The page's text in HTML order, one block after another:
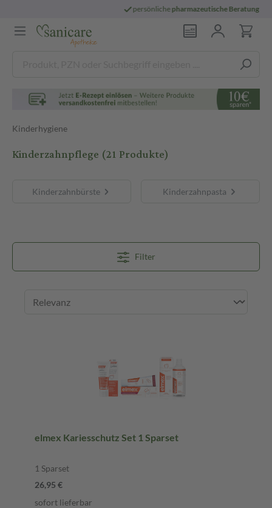
pharmazeutische Beratung
Kinderhygiene
Kinderzahnpflege (21 Produkte)
Kinderzahnbürste Kinderzahnpasta
Filter
elmex Kariesschutz Set 1 Sparset
1 Sparset
26,95 €
sofort lieferbar